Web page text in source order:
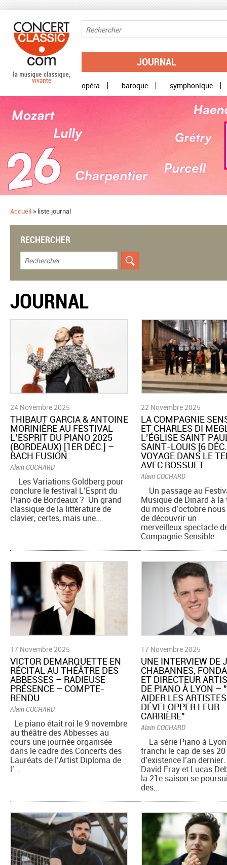
JOURNAL
opéra baroque symphonique
Accueil » liste journal
RECHERCHER
JOURNAL
24 Novembre 2025
THIBAUT GARCIA & ANTOINE
MORINIÈRE AU FESTIVAL
L’ESPRIT DU PIANO 2025
(BORDEAUX) [1ER DÉC.] –
BACH FUSION
Alain COCHARD
Les Variations Goldberg pour
conclure le festival L’Esprit du
Piano de Bordeaux ? Un grand
classique de la littérature de
clavier, certes, mais une...
22 Novembre 2025
​LA COMPAGNIE
ET CHARLES DI
L’ÉGLISE SAINT
SAINT-LOUIS [6
VOYAGE DANS LE
AVEC BOSSUET
Alain COCHARD
Un passage au
Musique de Dinard à
du mois d’octobre
de découvrir un
merveilleux spectacle
Compagnie Sensible...
17 Novembre 2025
​VICTOR DEMARQUETTE EN
RÉCITAL AU THÉÂTRE DES
ABBESSES – RADIEUSE
PRÉSENCE – COMPTE-
RENDU
Alain COCHARD
Le piano était roi le 9 novembre
au théâtre des Abbesses au
cours une journée organisée
dans le cadre des Concerts des
Lauréats de l’Artist Diploma de
l’...
17 Novembre 2025
UNE INTERVIEW DE
CHABANNES,
ET DIRECTEUR
DE PIANO À LYON –
AIDER LES
DÉVELOPPER LEUR
CARRIÈRE"
Alain COCHARD
La série Piano à
franchi le cap de ses
d’existence l’an
David Fray et Lucas
la 21e saison se
des...